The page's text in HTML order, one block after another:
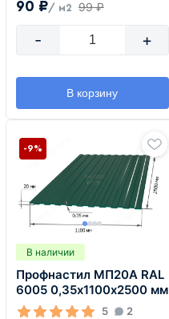
90 ₽/ м2 99 ₽
- +
В корзину
В наличии
Профнастил МП20А RAL
6005 0,35х1100х2500 мм
5 2
-9%